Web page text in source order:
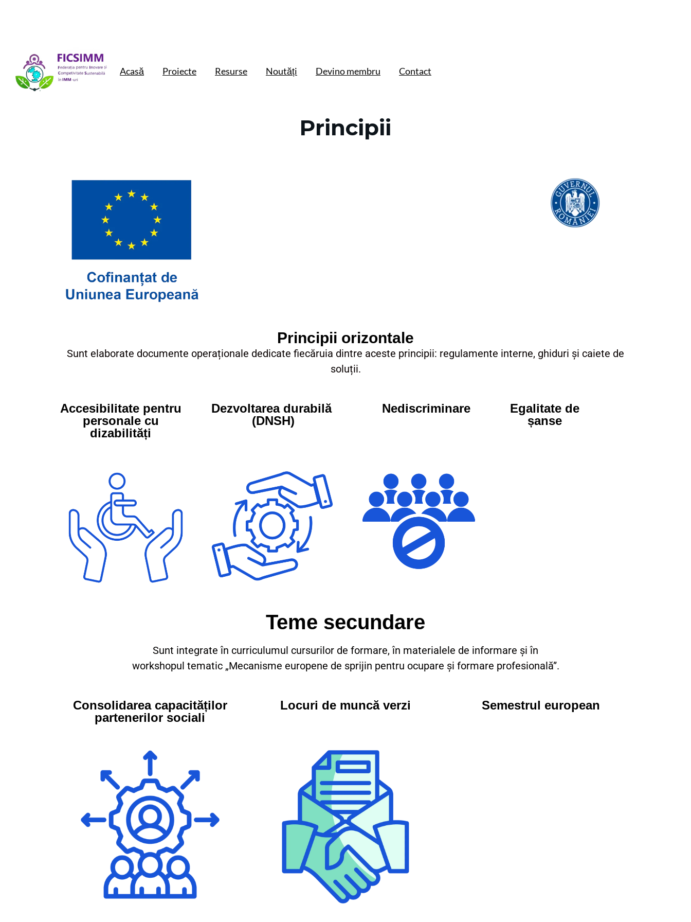
Acasă Proiecte Resurse Noutăți Devino membru Contact
Principii
Principii orizontale
Sunt elaborate documente operaționale dedicate fiecăruia dintre aceste principii: regulamente interne, ghiduri și caiete de
soluții.
Accesibilitate pentru
personale cu
dizabilități
Dezvoltarea durabilă
(DNSH)
Nediscriminare
Egalitate de
șanse
Teme secundare
Sunt integrate în curriculumul cursurilor de formare, în materialele de informare și în
workshopul tematic „Mecanisme europene de sprijin pentru ocupare și formare profesională”.
Consolidarea capacităților
partenerilor sociali
Locuri de muncă verzi Semestrul european